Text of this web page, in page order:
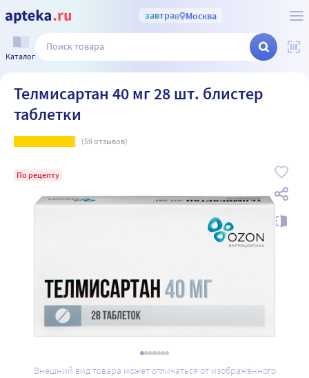
завтрав Москва
Каталог
Телмисартан 40 мг 28 шт. блистер
таблетки
(59отзывов)
По рецепту
Внешний вид товара может отличаться от изображённого